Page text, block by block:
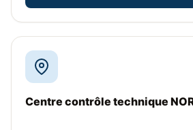
Centre contrôle technique